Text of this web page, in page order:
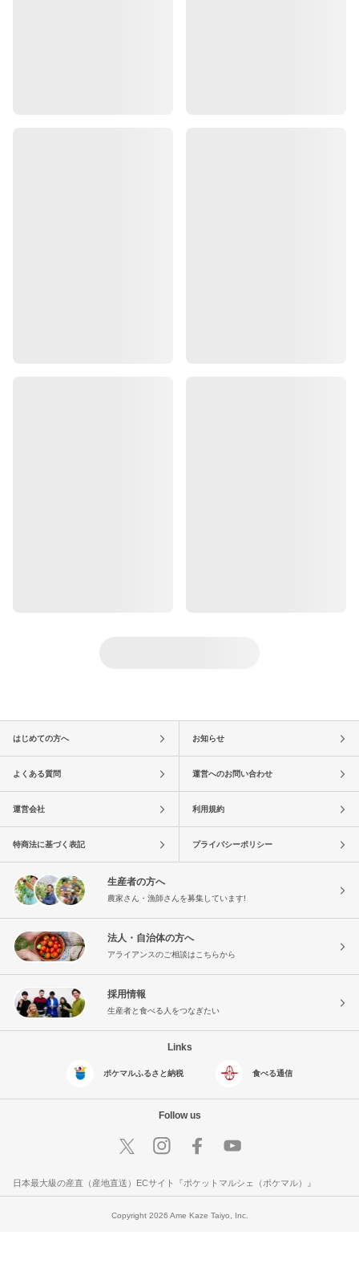
はじめての方へ お知らせ
よくある質問 運営へのお問い合わせ
運営会社 利用規約
特商法に基づく表記 プライバシーポリシー
生産者の方へ
農家さん・漁師さんを募集しています!
法人・自治体の方へ
アライアンスのご相談はこちらから
採用情報
生産者と食べる人をつなぎたい
Links
ポケマルふるさと納税 食べる通信
Follow us
日本最大級の産直（産地直送）ECサイト『ポケットマルシェ（ポケマル）』
Copyright 2026 Ame Kaze Taiyo, Inc.